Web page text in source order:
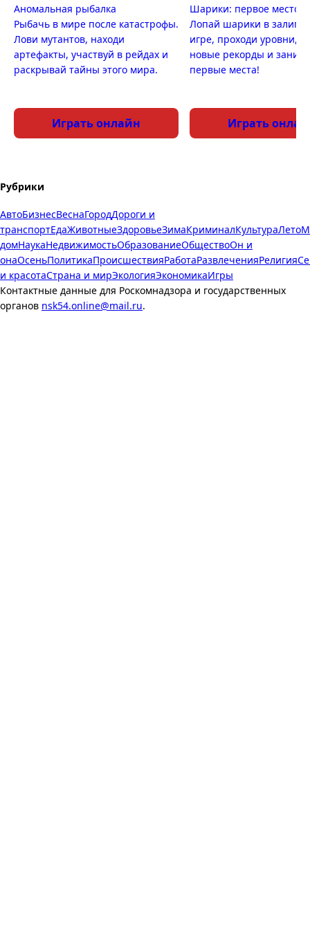
Аномальная рыбалка
Рыбачь в мире после катастрофы.
Лови мутантов, находи
артефакты, участвуй в рейдах и
раскрывай тайны этого мира.
Играть онлайн
Шарики: первое место
Лопай шарики в
игре, проходи уровни,
новые рекорды и
первые места!
Играть
Рубрики
АвтоБизнесВеснаГородДороги и
транспортЕдаЖивотныеЗдоровьеЗимаКриминалКультураЛето
домНаукаНедвижимостьОбразованиеОбществоОн и
онаОсеньПолитикаПроисшествияРаботаРазвлеченияРелигия
и красотаСтрана и мирЭкологияЭкономикаИгры
Контактные данные для Роскомнадзора и государственных
органов nsk54.online@mail.ru.